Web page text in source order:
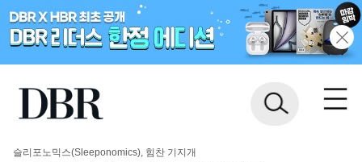
슬리포노믹스(Sleeponomics), 힘찬 기지개